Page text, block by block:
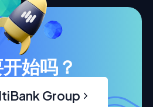
始吗？
Group